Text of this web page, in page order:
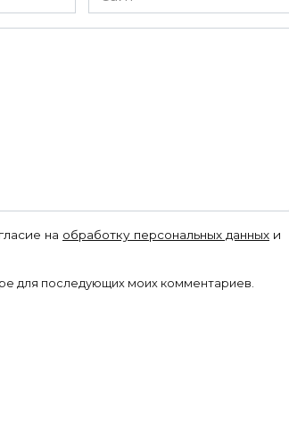
на обработку персональных данных и
для последующих моих комментариев.